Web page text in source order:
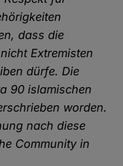
dass die
Extremisten
dürfe. Die
90 islamischen
worden.
nach diese
Community in